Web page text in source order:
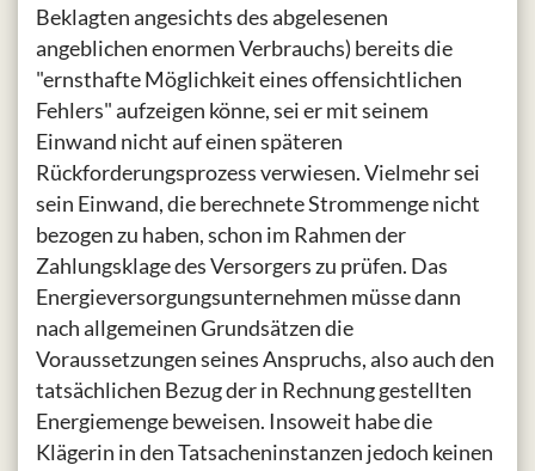
Beklagten angesichts des abgelesenen
angeblichen enormen Verbrauchs) bereits die
"ernsthafte Möglichkeit eines offensichtlichen
Fehlers" aufzeigen könne, sei er mit seinem
Einwand nicht auf einen späteren
Rückforderungsprozess verwiesen. Vielmehr sei
sein Einwand, die berechnete Strommenge nicht
bezogen zu haben, schon im Rahmen der
Zahlungsklage des Versorgers zu prüfen. Das
Energieversorgungsunternehmen müsse dann
nach allgemeinen Grundsätzen die
Voraussetzungen seines Anspruchs, also auch den
tatsächlichen Bezug der in Rechnung gestellten
Energiemenge beweisen. Insoweit habe die
Klägerin in den Tatsacheninstanzen jedoch keinen